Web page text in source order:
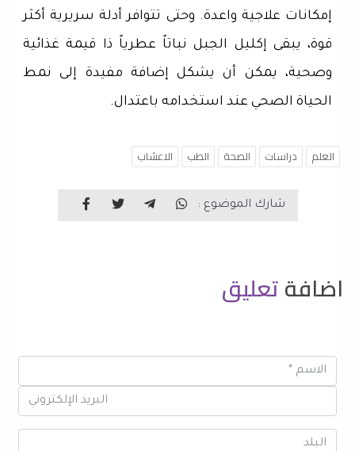
إمكانات علاجية واعدة. وحتى تتوافر أدلة سريرية أكثر
قوة، يبقى إكليل الجبل نباتاً عطرياً ذا قيمة غذائية
وصحية، يمكن أن يشكل إضافة مفيدة إلى نمط
الحياة الصحي عند استخدامه باعتدال.
العلم دراسات الصحة الطب الاعشاب
شارك الموضوع :
اضافةتعليق